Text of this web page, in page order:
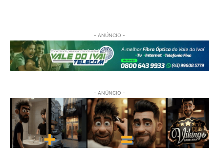
- ANÚNCIO -
- ANÚNCIO -